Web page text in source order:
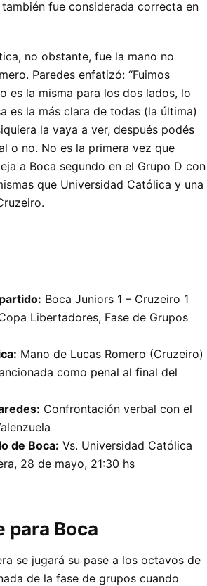
fue considerada correcta en
no obstante, fue la mano no
Paredes enfatizó: “Fuimos
es la misma para los dos lados, lo
es la más clara de todas (la última)
la vaya a ver, después podés
o no. No es la primera vez que
a Boca segundo en el Grupo D con
que Universidad Católica y una
Boca Juniors 1 – Cruzeiro 1
Libertadores, Fase de Grupos
Mano de Lucas Romero (Cruzeiro)
como penal al final del
Confrontación verbal con el
de Boca: Vs. Universidad Católica
28 de mayo, 21:30 hs
para Boca
se jugará su pase a los octavos de
de la fase de grupos cuando